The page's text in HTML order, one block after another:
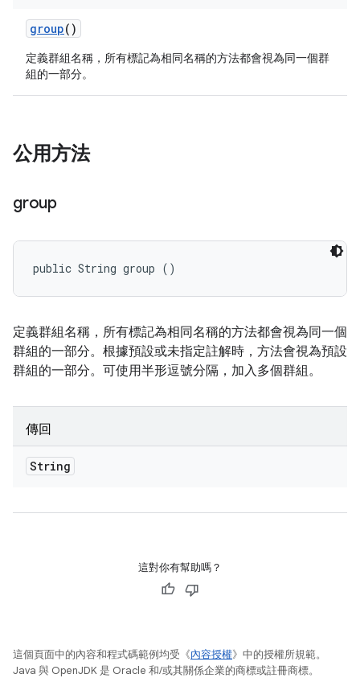
group()
定義群組名稱，所有標記為相同名稱的方法都會視為同一個群
組的一部分。
公用方法
group
public String group ()
定義群組名稱，所有標記為相同名稱的方法都會視為同一個
群組的一部分。根據預設或未指定註解時，方法會視為預設
群組的一部分。可使用半形逗號分隔，加入多個群組。
傳回
String
這對你有幫助嗎？
這個頁面中的內容和程式碼範例均受《內容授權》中的授權所規範。
Java 與 OpenJDK 是 Oracle 和/或其關係企業的商標或註冊商標。